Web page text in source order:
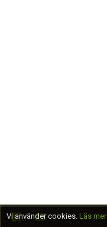
Vi använder cookies. Läs mer